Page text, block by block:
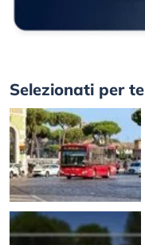
Selezionati per te